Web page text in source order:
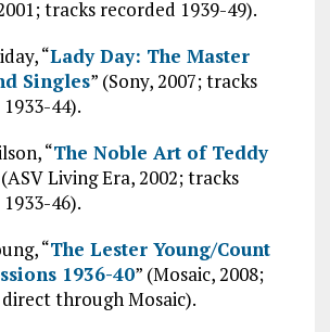
tracks recorded 1939-49).
“Lady Day: The Master
Singles” (Sony, 2007; tracks
44).
“The Noble Art of Teddy
Living Era, 2002; tracks
46).
“The Lester Young/Count
1936-40” (Mosaic, 2008;
through Mosaic).